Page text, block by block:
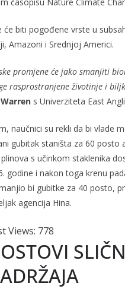
će biti pogođene vrste u
Amazoni i Srednjoj Americi.
promjene će jako smanjiti
rasprostranjene životinje i
s Univerziteta East
naučnici su rekli da bi vlade
gubitak staništa za 60 posto
s učinkom staklenika
godine i nakon toga krenu
bi gubitke za 40 posto,
agencija Hina.
Views: 778